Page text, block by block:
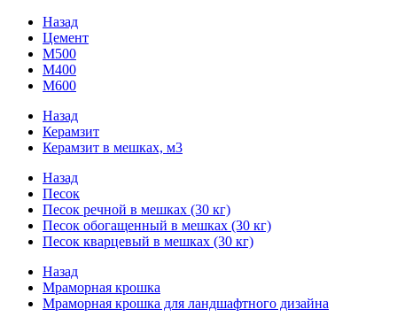
Назад
Цемент
М500
М400
М600
Назад
Керамзит
Керамзит в мешках, м3
Назад
Песок
Песок речной в мешках (30 кг)
Песок обогащенный в мешках (30 кг)
Песок кварцевый в мешках (30 кг)
Назад
Мраморная крошка
Мраморная крошка для ландшафтного дизайна